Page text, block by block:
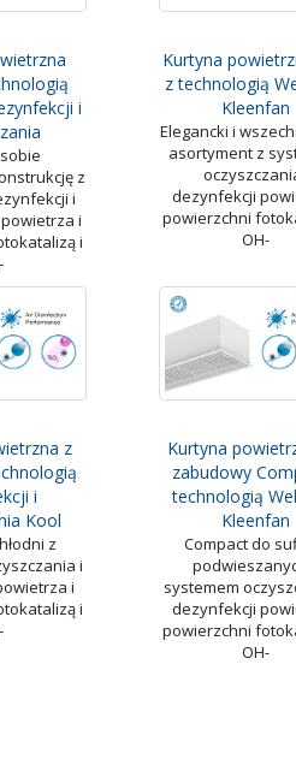
i
z
i
i
i
Kurtyna
z technologią
Kleenfan
Elegancki i
asortyment z
dezynfekcji
powierzchni
OH-
z
i
Kool
z
i
i
i
Kurtyna
zabudowy
technologią
Kleenfan
Compact do
systemem
dezynfekcji
powierzchni
OH-